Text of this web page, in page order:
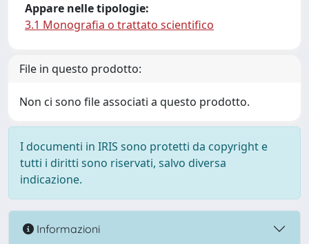
Appare nelle tipologie:
3.1 Monografia o trattato scientifico
File in questo prodotto:
Non ci sono file associati a questo prodotto.
I documenti in IRIS sono protetti da copyright e
tutti i diritti sono riservati, salvo diversa
indicazione.
Informazioni